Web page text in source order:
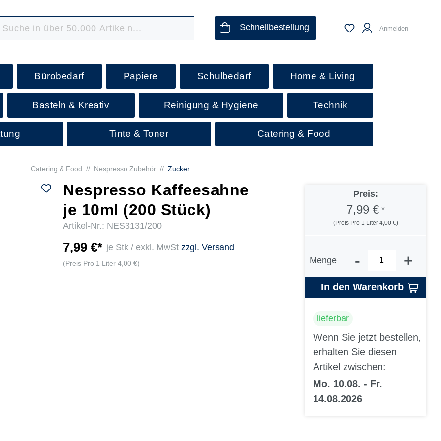
Schnellbestellung Anmelden
Bürobedarf Papiere Schulbedarf Home & Living
Basteln & Kreativ Reinigung & Hygiene Technik
Tinte & Toner Catering & Food
Catering & Food // Nespresso Zubehör // Zucker
Nespresso Kaffeesahne
je 10ml (200 Stück)
Artikel-Nr.: NES3131/200
7,99 €* je Stk / exkl. MwSt zzgl. Versand
(Preis Pro 1 Liter 4,00 €)
Preis:
7,99 €*
(Preis Pro 1 Liter 4,00 €)
Menge - +
In den Warenkorb
lieferbar
Wenn Sie jetzt bestellen,
erhalten Sie diesen
Artikel zwischen:
Mo. 10.08. - Fr.
14.08.2026